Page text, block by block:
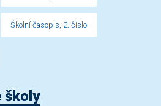
Školní časopis, 2. číslo
školy